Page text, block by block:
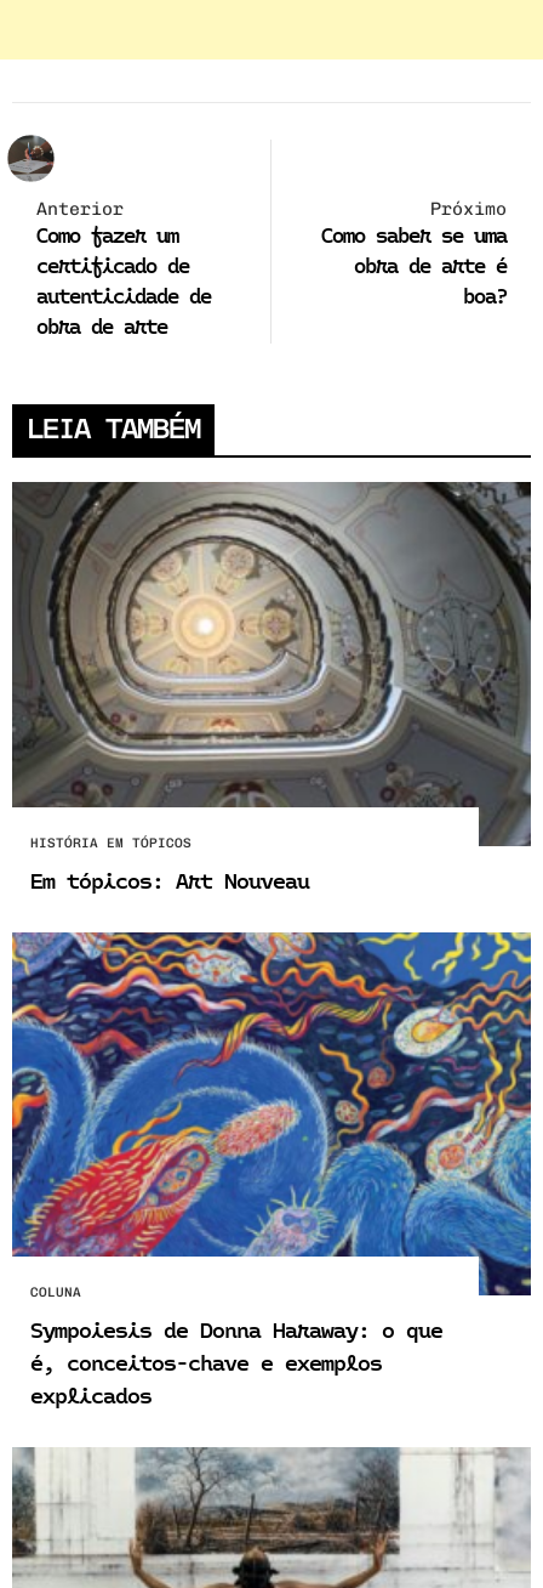
Anterior
Como fazer um
certificado de
autenticidade de
obra de arte
Próximo
Como saber se uma
obra de arte é
boa?
LEIA TAMBÉM
HISTÓRIA EM TÓPICOS
Em tópicos: Art Nouveau
COLUNA
Sympoiesis de Donna Haraway: o que
é, conceitos-chave e exemplos
explicados